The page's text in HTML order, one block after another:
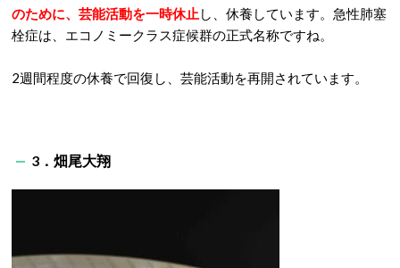
のために、芸能活動を一時休止 し、休養しています。急性肺塞
栓症は、エコノミークラス症候群の正式名称ですね。
2週間程度の休養で回復し、芸能活動を再開されています。
3．畑尾大翔